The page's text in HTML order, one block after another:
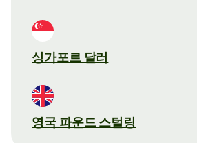
싱가포르 달러
영국 파운드 스털링